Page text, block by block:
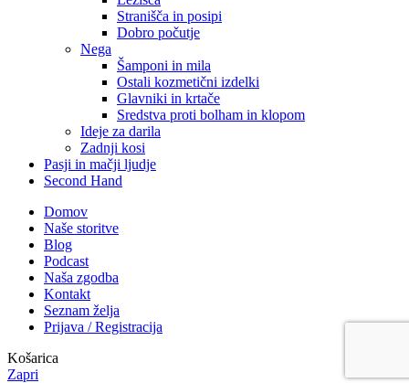
Stranišča in posipi
Dobro počutje
Nega
Šamponi in mila
Ostali kozmetični izdelki
Glavniki in krtače
Sredstva proti bolham in klopom
Ideje za darila
Zadnji kosi
Pasji in mačji ljudje
Second Hand
Domov
Naše storitve
Blog
Podcast
Naša zgodba
Kontakt
Seznam želja
Prijava / Registracija
Košarica
Zapri